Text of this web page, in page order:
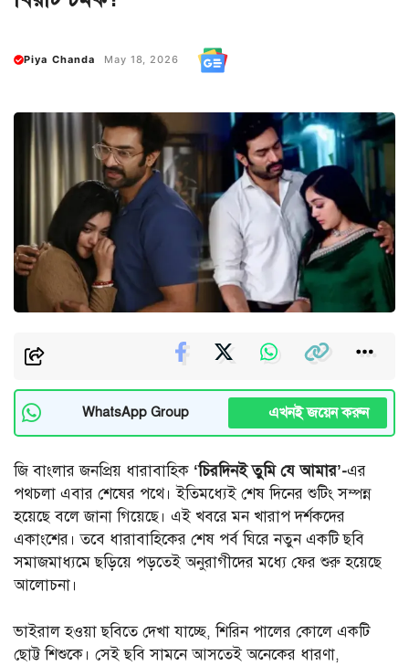
Piya Chanda May 18, 2026
WhatsApp Group এখনই জয়েন করুন
জি বাংলার জনপ্রিয় ধারাবাহিক ‘চিরদিনই তুমি যে আমার’-এর
পথচলা এবার শেষের পথে। ইতিমধ্যেই শেষ দিনের শুটিং সম্পন্ন
হয়েছে বলে জানা গিয়েছে। এই খবরে মন খারাপ দর্শকদের
একাংশের। তবে ধারাবাহিকের শেষ পর্ব ঘিরে নতুন একটি ছবি
সমাজমাধ্যমে ছড়িয়ে পড়তেই অনুরাগীদের মধ্যে ফের শুরু হয়েছে
আলোচনা।
ভাইরাল হওয়া ছবিতে দেখা যাচ্ছে, শিরিন পালের কোলে একটি
ছোট্ট শিশুকে। সেই ছবি সামনে আসতেই অনেকের ধারণা,